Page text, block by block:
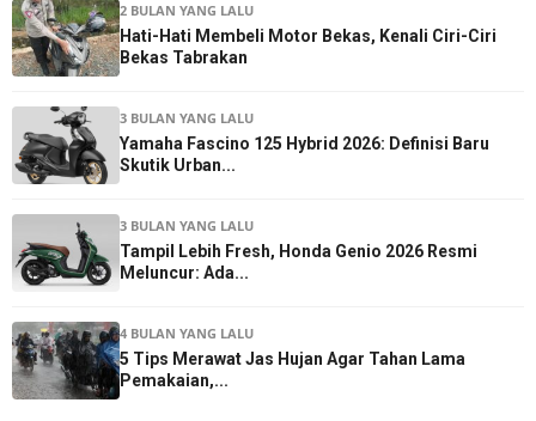
2 BULAN YANG LALU
Hati-Hati Membeli Motor Bekas, Kenali Ciri-Ciri
Bekas Tabrakan
3 BULAN YANG LALU
Yamaha Fascino 125 Hybrid 2026: Definisi Baru
Skutik Urban...
3 BULAN YANG LALU
Tampil Lebih Fresh, Honda Genio 2026 Resmi
Meluncur: Ada...
4 BULAN YANG LALU
5 Tips Merawat Jas Hujan Agar Tahan Lama
Pemakaian,...